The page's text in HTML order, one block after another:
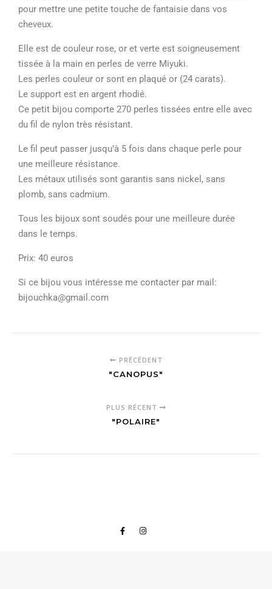
pour mettre une petite touche de fantaisie dans vos
cheveux.
Elle est de couleur rose, or et verte est soigneusement
tissée à la main en perles de verre Miyuki.
Les perles couleur or sont en plaqué or (24 carats).
Le support est en argent rhodié.
Ce petit bijou comporte 270 perles tissées entre elle avec
du fil de nylon très résistant.
Le fil peut passer jusqu’à 5 fois dans chaque perle pour
une meilleure résistance.
Les métaux utilisés sont garantis sans nickel, sans
plomb, sans cadmium.
Tous les bijoux sont soudés pour une meilleure durée
dans le temps.
Prix: 40 euros
Si ce bijou vous intéresse me contacter par mail:
bijouchka@gmail.com
PRÉCÉDENT
"CANOPUS"
PLUS RÉCENT
"POLAIRE"